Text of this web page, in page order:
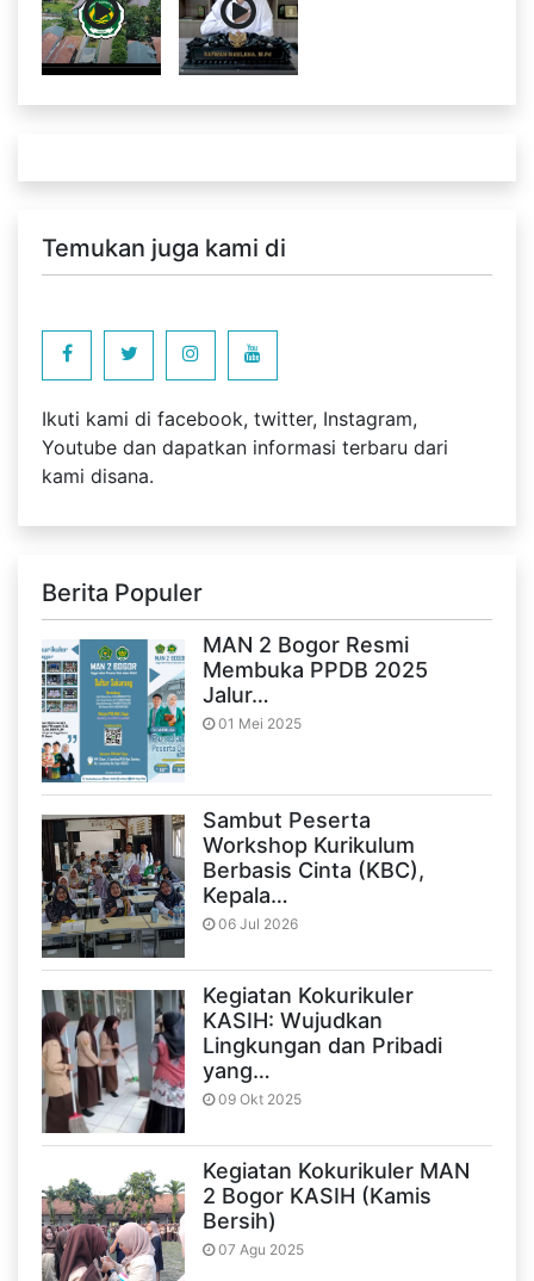
Temukan juga kami di
Ikuti kami di facebook, twitter, Instagram,
Youtube dan dapatkan informasi terbaru dari
kami disana.
Berita Populer
MAN 2 Bogor Resmi
Membuka PPDB 2025
Jalur…
01 Mei 2025
Sambut Peserta
Workshop Kurikulum
Berbasis Cinta (KBC),
Kepala…
06 Jul 2026
Kegiatan Kokurikuler
KASIH: Wujudkan
Lingkungan dan Pribadi
yang…
09 Okt 2025
Kegiatan Kokurikuler MAN
2 Bogor KASIH (Kamis
Bersih)
07 Agu 2025